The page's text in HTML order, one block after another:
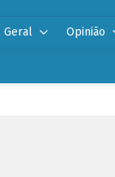
Geral Opinião